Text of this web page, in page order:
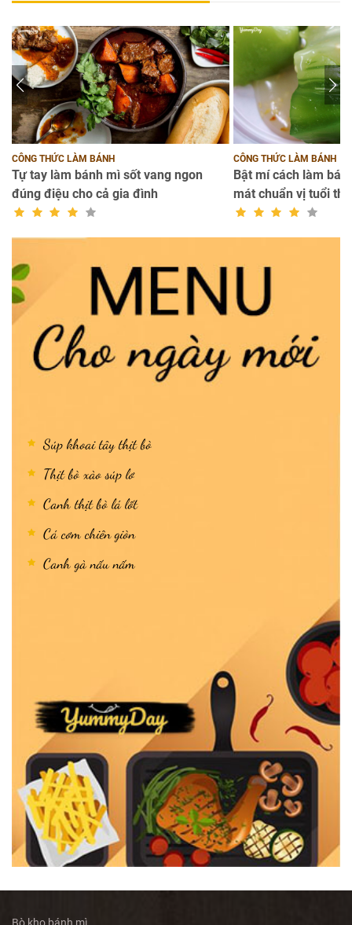
CÔNG THỨC LÀM BÁNH
Tự tay làm bánh mì sốt vang ngon
đúng điệu cho cả gia đình
CÔNG THỨC LÀM BÁNH
Bật mí cách làm
mát chuẩn vị tuổi thơ
Súp khoai tây thịt bò
Thịt bò xào súp lơ
Canh thịt bò lá lốt
Cá cơm chiên giòn
Canh gà nấu nấm